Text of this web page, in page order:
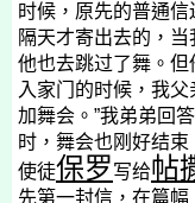
时候，原先的普通
隔天才寄出去的，
他也去跳过了舞。
入家门的时候，我
加舞会。”我弟弟回
时，舞会也刚好结束
使徒保罗写给帖
先第一封信，在篇